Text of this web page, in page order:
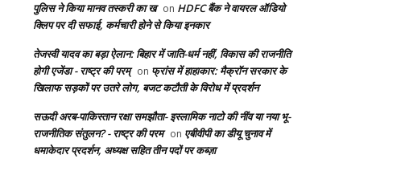
पुलिस ने किया मानव तस्करी का ख on HDFC बैंक ने वायरल ऑडियो
क्लिप पर दी सफाई, कर्मचारी होने से किया इनकार
तेजस्वी यादव का बड़ा ऐलान: बिहार में जाति-धर्म नहीं, विकास की राजनीति
होगी एजेंडा - राष्ट्र की परम् on फ्रांस में हाहाकार: मैक्रॉन सरकार के
खिलाफ सड़कों पर उतरे लोग, बजट कटौती के विरोध में प्रदर्शन
सऊदी अरब-पाकिस्तान रक्षा समझौता- इस्लामिक नाटो की नींव या नया भू-
राजनीतिक संतुलन? - राष्ट्र की परम on एबीवीपी का डीयू चुनाव में
धमाकेदार प्रदर्शन, अध्यक्ष सहित तीन पदों पर कब्ज़ा